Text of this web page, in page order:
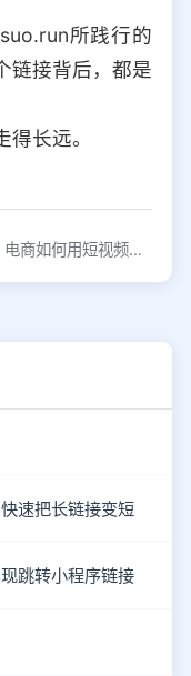
所践行的
接背后，都是
长远。
下一篇：电商如何用短视频从0起步赚钱？初学者必看的渠道运营策略
速把长链接变短
跳转小程序链接